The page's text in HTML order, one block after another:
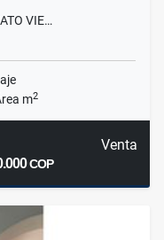
VIE…
m2
Venta
COP